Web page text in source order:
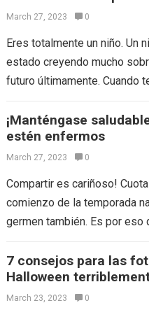
March 27, 2023 0
Eres totalmente un niño. Un
estado creyendo mucho
futuro últimamente. Cuando
¡Manténgase
estén enfermos
March 27, 2023 0
Compartir es cariñoso!
comienzo de la temporada
germen también. Es por
7 consejos para las
Halloween
March 23, 2023 0